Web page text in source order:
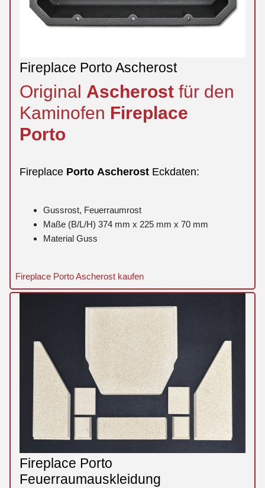
Fireplace Porto Ascherost
Original Ascherost für den
Kaminofen Fireplace
Porto
Fireplace Porto Ascherost Eckdaten:
Gussrost, Feuerraumrost
Maße (B/L/H) 374 mm x 225 mm x 70 mm
Material Guss
Fireplace Porto Ascherost kaufen
Fireplace Porto
Feuerraumauskleidung